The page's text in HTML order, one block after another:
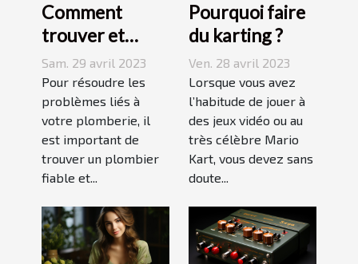
Comment
trouver et
choisir un bon
plombier à Evry
?
Sam. 29 avril 2023
Pour résoudre les
problèmes liés à
votre plomberie, il
est important de
trouver un plombier
fiable et...
Pourquoi faire
du karting ?
Ven. 28 avril 2023
Lorsque vous avez
l’habitude de jouer à
des jeux vidéo ou au
très célèbre Mario
Kart, vous devez sans
doute...